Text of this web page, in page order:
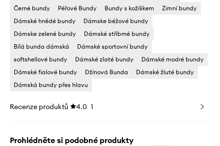
Černé bundy
Péřové Bundy Bundy s kožíškem
Zimní bundy
Dámské hnědé bundy
Dámske béžové bundy
Dámske zelené bundy
Dámské stříbrné bundy
Bílá bunda dámská
Dámské sportovní bundy
softshellové bundy
Dámské zlaté bundy
Dámské modré bundy
Dámské fialové bundy
Džínová Bunda
Dámské žluté bundy
Dámská bundy přes hlavu
Recenze produktů 4.0 1
Prohlédněte si podobné produkty